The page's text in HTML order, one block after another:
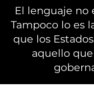
El lenguaje no
Tampoco lo es
que los
aquello